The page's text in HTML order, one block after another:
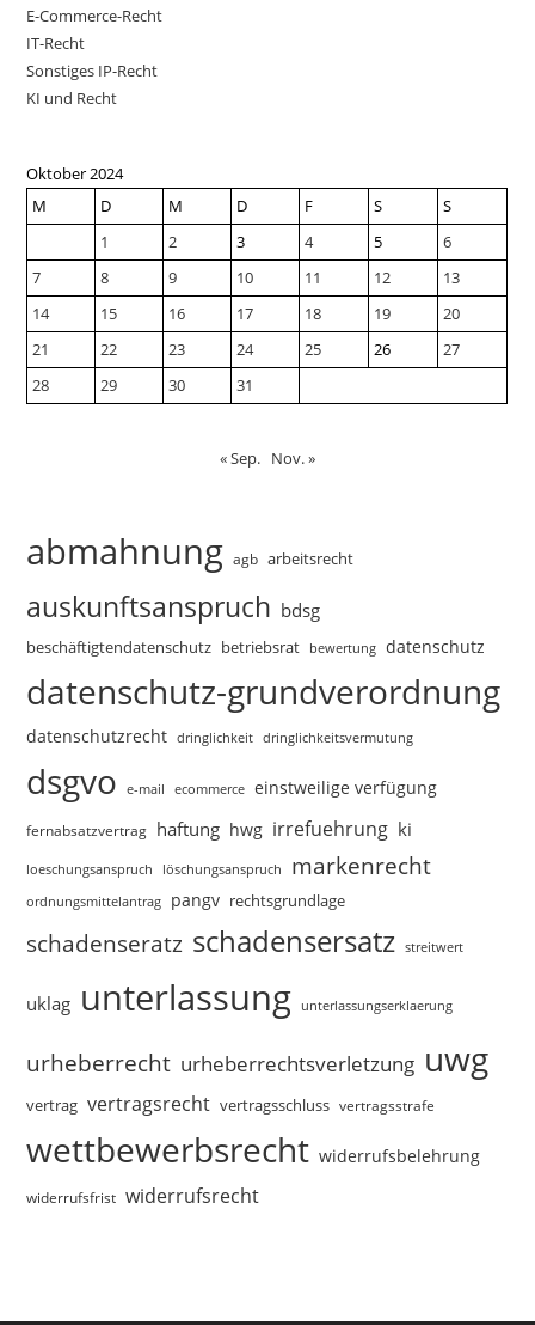
E-Commerce-Recht
IT-Recht
Sonstiges IP-Recht
KI und Recht
Oktober 2024
M
D M D F S
S
1
2 3 4 5
6
7
8 9 10 11 12
13
14
15 16 17 18 19
20
21
22 23 24 25 26
27
28
29 30 31
« Sep. Nov. »
abmahnung agb arbeitsrecht
auskunftsanspruch bdsg
beschäftigtendatenschutz betriebsrat bewertung datenschutz
datenschutz-grundverordnung
datenschutzrecht dringlichkeit dringlichkeitsvermutung
dsgvo e-mail ecommerce einstweilige verfügung
fernabsatzvertrag haftung hwg irrefuehrung ki
loeschungsanspruch löschungsanspruch markenrecht
ordnungsmittelantrag pangv rechtsgrundlage
schadenseratz schadensersatz streitwert
uklag unterlassung unterlassungserklaerung
urheberrecht urheberrechtsverletzung uwg
vertrag vertragsrecht vertragsschluss vertragsstrafe
wettbewerbsrecht widerrufsbelehrung
widerrufsfrist widerrufsrecht